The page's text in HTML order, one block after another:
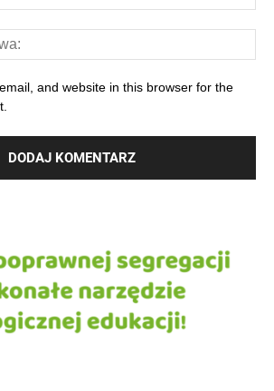
and website in this browser for the